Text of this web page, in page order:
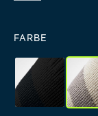
FARBE
black